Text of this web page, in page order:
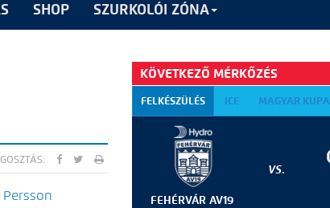
SHOP SZURKOLÓI ZÓNA
KÖVETKEZŐ MÉRKŐZÉS
FELKÉSZÜLÉS ICE MAGYAR KUPA
FEHÉRVÁR AV19
VS.